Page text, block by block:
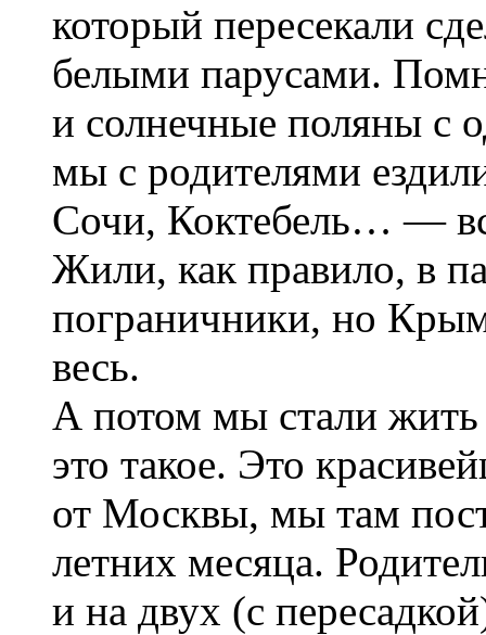
который пересекали
белыми парусами.
и солнечные поляны с
мы с родителями
Сочи, Коктебель… —
Жили, как правило, в
пограничники, но
весь.
А потом мы стали
это такое. Это
от Москвы, мы там
летних месяца.
и на двух (с